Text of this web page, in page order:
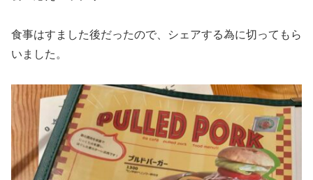
食事はすました後だったので、シェアする為に切ってもら
いました。